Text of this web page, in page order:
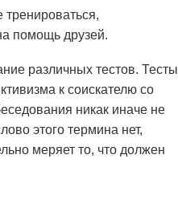
помощь друзей.
различных тестов. Тесты
к соискателю со
никак иначе не
этого термина нет,
меряет то, что должен